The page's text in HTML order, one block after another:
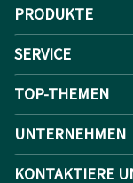
PRODUKTE
SERVICE
TOP-THEMEN
UNTERNEHMEN
KONTAKTIERE